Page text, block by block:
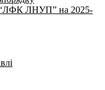
ЛНУП” на 2025-